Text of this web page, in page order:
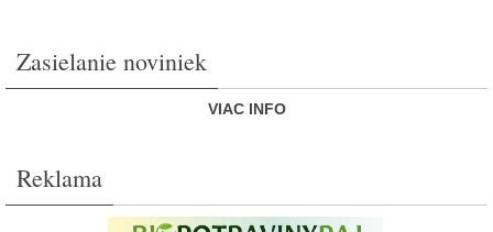
Zasielanie noviniek
VIAC INFO
Reklama